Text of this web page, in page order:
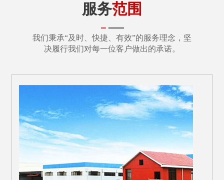
服务范围
我们秉承“及时、快捷、有效”的服务理念，坚
决履行我们对每一位客户做出的承诺。